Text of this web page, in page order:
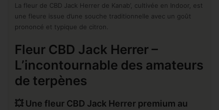
La fleur de CBD Jack Herrer de Kanab’, cultivée en Indoor, est
une fleure issue d’une souche traditionnelle avec un goût
prononcé et typique de citron.
Fleur CBD Jack Herrer –
L’incontournable des amateurs
de terpènes
💥 Une fleur CBD Jack Herrer premium au